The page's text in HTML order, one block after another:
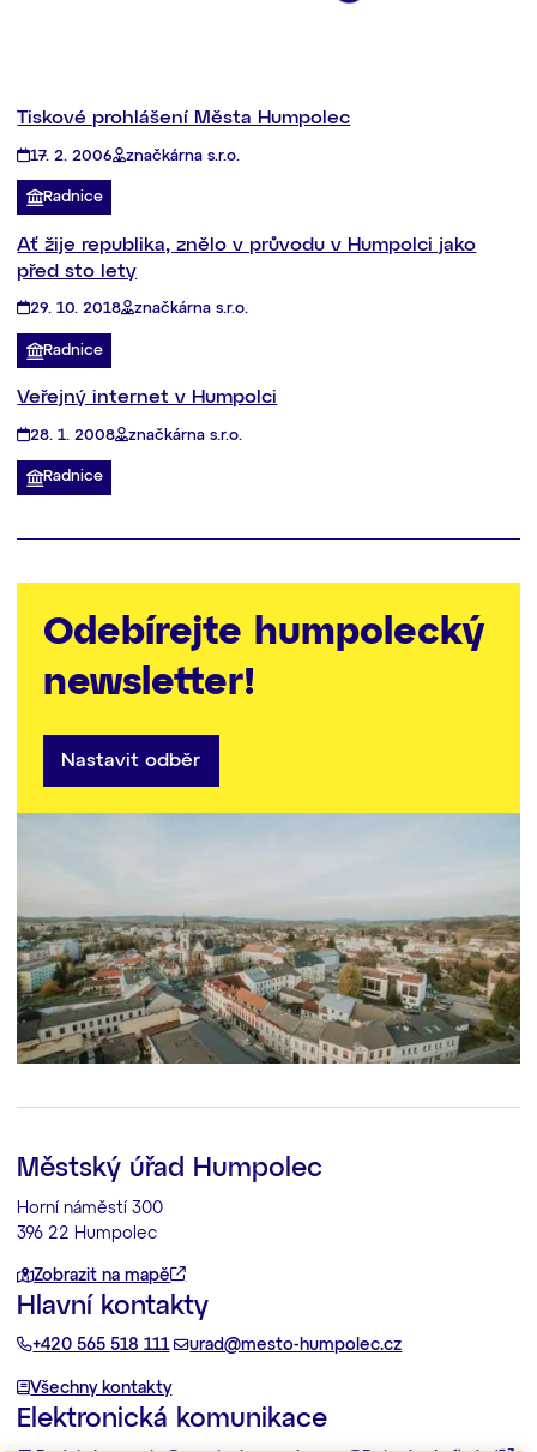
Tiskové prohlášení Města Humpolec
17. 2. 2006 značkárna s.r.o.
Radnice
Ať žije republika, znělo v průvodu v Humpolci jako
před sto lety
29. 10. 2018 značkárna s.r.o.
Radnice
Veřejný internet v Humpolci
28. 1. 2008 značkárna s.r.o.
Radnice
Odebírejte humpolecký
newsletter!
Nastavit odběr
Městský úřad Humpolec
Horní náměstí 300
396 22 Humpolec
Zobrazit na mapě
Hlavní kontakty
+420 565 518 111 urad@mesto-humpolec.cz
Všechny kontakty
Elektronická komunikace